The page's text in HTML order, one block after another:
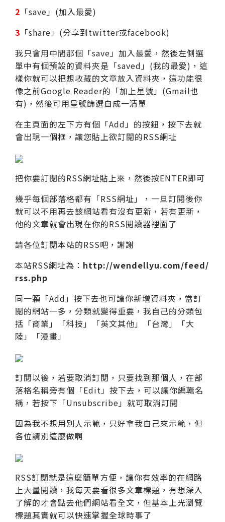
2 「save」(加入最愛)
3 「share」(分享到twitter或facebook)
我只會用中間那個「save」加入最愛，然後左側選
單中有個預設的資料夾是「saved」(我的最愛)，這
樣你就可以把想收藏的文章放入資料夾，這功能很
像之前Google Reader的「加上星號」(Gmail也
有)，然後可用星號篩選自成一清單
在主頁面的左下方有個「Add」的按鈕，按下去就
會出現一個框，讓您貼上欲訂閱的RSS網址
把你要訂閱的RSS網址貼上來，然後按ENTER即可
幾乎每個部落格都有「RSS網址」，一旦訂閱後你
就可以不用再去該網站看有沒有更新，若有更新，
他的文章就會出現在你的RSS閱讀器裡面了
請各位訂閱本站的RSS吧，謝謝
本站RSS網址為： http://wendellyu.com/feed/
rss.php
同一顆「Add」按下去也可讓你新增資料夾，當訂
閱的網站一多，分類就變得重要，我自己的分類包
括「商業」「科技」「英文其他」「台灣」「大
陸」「漫畫」
訂閱以後，若要取消訂閱，只要找到那個人，在部
落格名稱旁有個「Edit」按下去，可以讓你編輯名
稱，若按下「Unsubscribe」就可取消訂閱
因為我不想用別人示範，只好拿我自己來示範，但
各位請別這麼做啊
RSS訂閱就是這麼簡單方便，讓你有效率的在網路
上大量閱讀，我每天要看很多文章標題，有想深入
了解的才會點去他們網站看全文，但基本上光瀏覽
標題其實就可以快速掌握全球時事了